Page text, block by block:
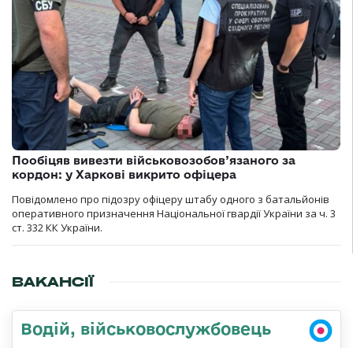
Пообіцяв вивезти військовозобов’язаного за
кордон: у Харкові викрито офіцера
Повідомлено про підозру офіцеру штабу одного з батальйонів
оперативного призначення Національної гвардії України за ч. 3
ст. 332 КК України.
ВАКАНСІЇ
Водій, військовослужбовець